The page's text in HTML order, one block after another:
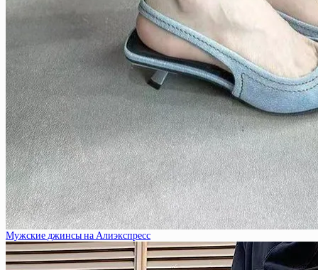
Мужские джинсы на Алиэкспресс